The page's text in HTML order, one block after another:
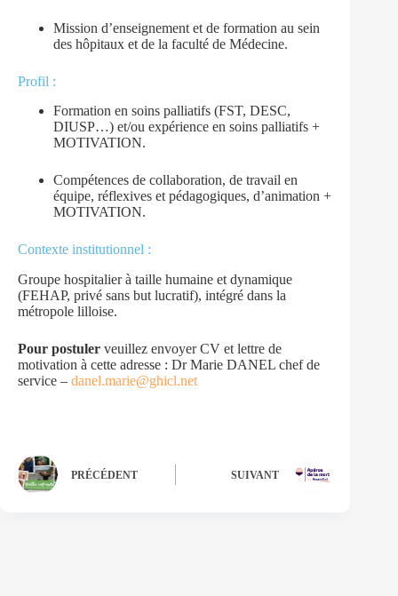
Mission d’enseignement et de formation au sein
des hôpitaux et de la faculté de Médecine.
Profil :
Formation en soins palliatifs (FST, DESC,
DIUSP…) et/ou expérience en soins palliatifs +
MOTIVATION.
Compétences de collaboration, de travail en
équipe, réflexives et pédagogiques, d’animation +
MOTIVATION.
Contexte institutionnel :
Groupe hospitalier à taille humaine et dynamique
(FEHAP, privé sans but lucratif), intégré dans la
métropole lilloise.
Pour postuler veuillez envoyer CV et lettre de
motivation à cette adresse : Dr Marie DANEL chef de
service – danel.marie@ghicl.net
PRÉCÉDENT SUIVANT